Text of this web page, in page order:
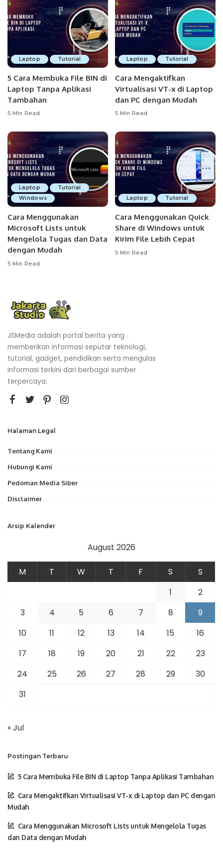
Laptop Tutorial
5 Cara Membuka File BIN di
Laptop Tanpa Aplikasi
Tambahan
5 Min Read
Laptop Tutorial
Cara Mengaktifkan
Virtualisasi VT-x di Laptop
dan PC dengan Mudah
5 Min Read
Laptop
Tutorial
Windows
Cara Menggunakan
Microsoft Lists untuk
Mengelola Tugas dan Data
dengan Mudah
5 Min Read
Laptop Tutorial
Cara Menggunakan Quick
Share di Windows untuk
Kirim File Lebih Cepat
5 Min Read
JSMedia adalah portal berita yang
memberikan informasi seputar teknologi,
tutorial, gadget, pendidikan serta mengulas
informasi terkini dari berbagai sumber
terpercaya.
Halaman Legal
Tentang Kami
Hubungi Kami
Pedoman Media Siber
Disclaimer
Arsip Kalender
August 2026
M T W T F S
S
1
2
3
4 5 6 7 8
9
10
11 12 13 14 15
16
17
18 19 20 21 22
23
24
25 26 27 28 29
30
31
« Jul
Postingan Terbaru
5 Cara Membuka File BIN di Laptop Tanpa Aplikasi Tambahan
Cara Mengaktifkan Virtualisasi VT-x di Laptop dan PC dengan
Mudah
Cara Menggunakan Microsoft Lists untuk Mengelola Tugas
dan Data dengan Mudah